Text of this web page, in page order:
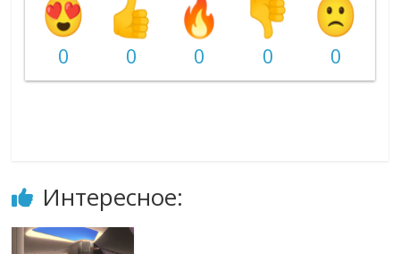
0 0 0 0 0
Интересное: